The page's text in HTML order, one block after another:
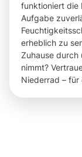
funktioniert die
Aufgabe
erheblich zu
Zuhause durch
nimmt?
Niederrad – für